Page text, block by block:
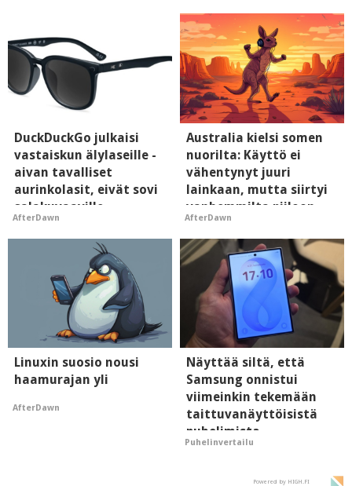
DuckDuckGo julkaisi
vastaiskun älylaseille -
aivan tavalliset
aurinkolasit, eivät sovi
salakuvaaville
hyypiöille
AfterDawn
Australia kielsi somen
nuorilta: Käyttö ei
vähentynyt juuri
lainkaan, mutta siirtyi
vanhemmilta piiloon
AfterDawn
Linuxin suosio nousi
haamurajan yli
AfterDawn
Näyttää siltä, että
Samsung onnistui
viimeinkin tekemään
taittuvanäyttöisistä
puhelimista
supersuosittuja
Puhelinvertailu
Powered by HIGH.FI